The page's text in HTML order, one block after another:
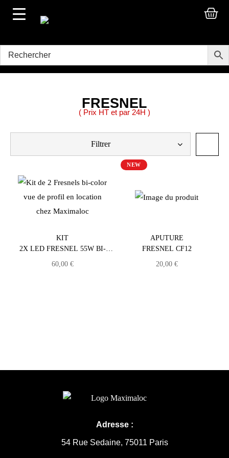
FRESNEL
( Prix HT et par 24H )
Filtrer
KIT
2X LED FRESNEL 55W BI-
COLOR
60,00 €
NEW
APUTURE
FRESNEL CF12
20,00 €
Adresse :
54 Rue Sedaine, 75011 Paris